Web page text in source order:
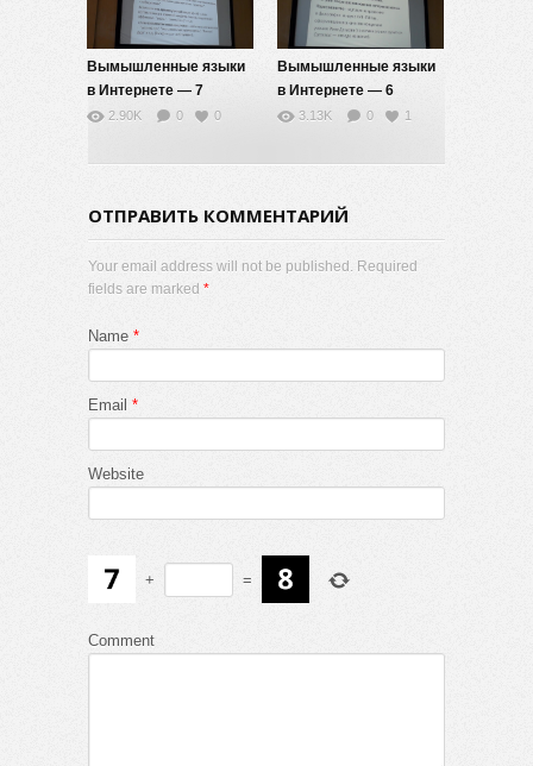
Вымышленные языки
в Интернете — 7
2.90K 0 0
Вымышленные языки
в Интернете — 6
3.13K 0 1
ОТПРАВИТЬ КОММЕНТАРИЙ
Your email address will not be published. Required
fields are marked *
Name *
Email *
Website
+ =
Comment